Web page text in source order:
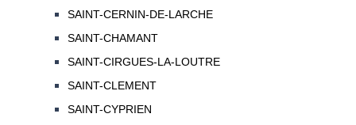
SAINT-CERNIN-DE-LARCHE
SAINT-CHAMANT
SAINT-CIRGUES-LA-LOUTRE
SAINT-CLEMENT
SAINT-CYPRIEN